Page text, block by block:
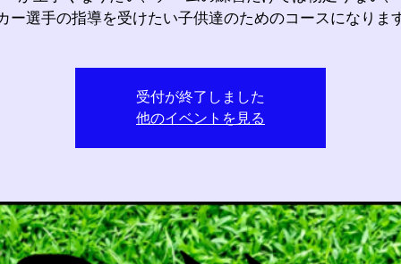
ー選手の指導を受けたい子供達のためのコースになりま
受付が終了しました
他のイベントを見る